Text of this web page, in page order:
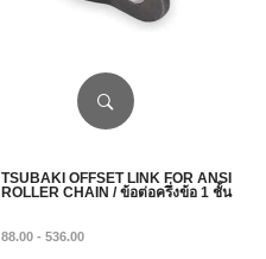
TSUBAKI OFFSET LINK FOR ANSI
ROLLER CHAIN / ข้อต่อครึ่งข้อ 1 ชั้น
88.00 - 536.00